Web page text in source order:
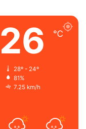
26 ℃
28º - 24º
81%
7.25 km/h